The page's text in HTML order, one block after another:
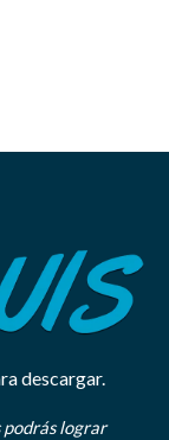
descargar.
podrás lograr